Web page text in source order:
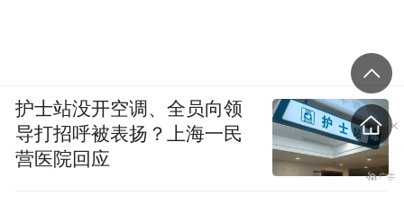
护士站没开空调、全员向领
导打招呼被表扬？上海一民
营医院回应